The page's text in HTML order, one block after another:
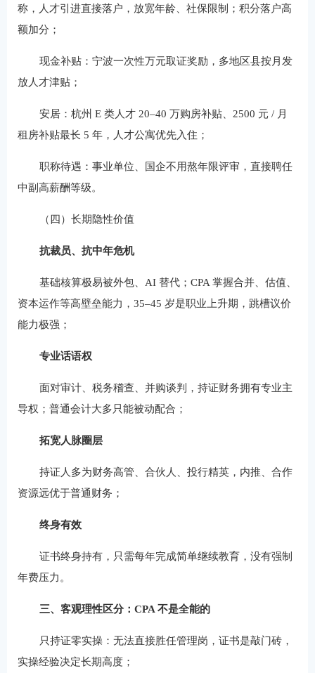
称，人才引进直接落户，放宽年龄、社保限制；积分落户高
额加分；
现金补贴：宁波一次性万元取证奖励，多地区县按月发
放人才津贴；
安居：杭州 E 类人才 20–40 万购房补贴、2500 元 / 月
租房补贴最长 5 年，人才公寓优先入住；
职称待遇：事业单位、国企不用熬年限评审，直接聘任
中副高薪酬等级。
（四）长期隐性价值
抗裁员、抗中年危机
基础核算极易被外包、AI 替代；CPA 掌握合并、估值、
资本运作等高壁垒能力，35–45 岁是职业上升期，跳槽议价
能力极强；
专业话语权
面对审计、税务稽查、并购谈判，持证财务拥有专业主
导权；普通会计大多只能被动配合；
拓宽人脉圈层
持证人多为财务高管、合伙人、投行精英，内推、合作
资源远优于普通财务；
终身有效
证书终身持有，只需每年完成简单继续教育，没有强制
年费压力。
三、客观理性区分：CPA 不是全能的
只持证零实操：无法直接胜任管理岗，证书是敲门砖，
实操经验决定长期高度；